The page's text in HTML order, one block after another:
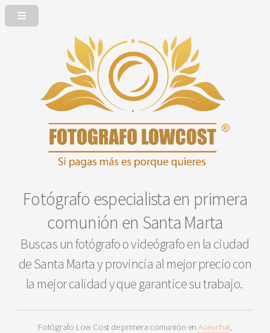
Fotógrafo especialista en primera
comunión en Santa Marta
Buscas un fotógrafo o videógrafo en la ciudad
de Santa Marta y provincia al mejor precio con
la mejor calidad y que garantice su trabajo.
Fotógrafo Low Cost de primera comunión en Aceuchal,